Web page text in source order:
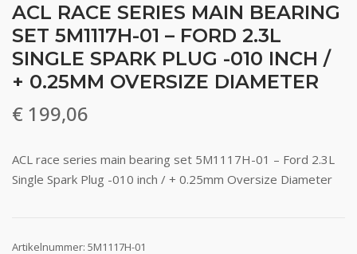
ACL RACE SERIES MAIN BEARING
SET 5M1117H-01 – FORD 2.3L
SINGLE SPARK PLUG -010 INCH /
+ 0.25MM OVERSIZE DIAMETER
€ 199,06
ACL race series main bearing set 5M1117H-01 – Ford 2.3L
Single Spark Plug -010 inch / + 0.25mm Oversize Diameter
Artikelnummer: 5M1117H-01